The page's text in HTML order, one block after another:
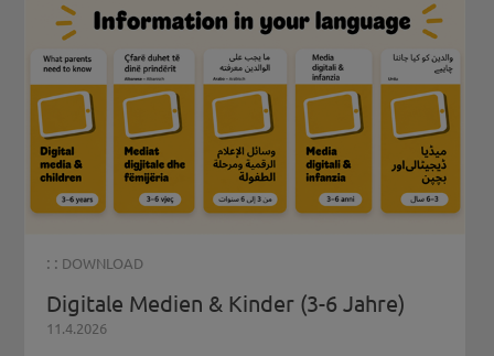
: : DOWNLOAD
Digitale Medien & Kinder (3-6 Jahre)
11.4.2026